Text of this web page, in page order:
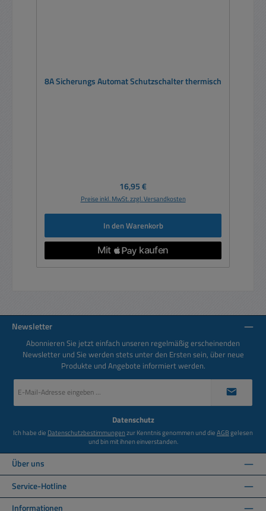
8A Sicherungs Automat Schutzschalter thermisch
Regulärer Preis:
16,95 €
Preise inkl. MwSt. zzgl. Versandkosten
In den Warenkorb
Newsletter
Abonnieren Sie jetzt einfach unseren regelmäßig erscheinenden
Newsletter und Sie werden stets unter den Ersten sein, über neue
Produkte und Angebote informiert werden.
Mail-
Datenschutz
Ich habe die Datenschutzbestimmungenzur Kenntnis genommen und dieAGBgelesen
und bin mit ihnen einverstanden.
Über uns
Service-Hotline
Informationen